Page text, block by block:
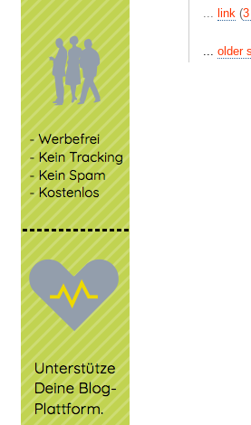
... link (
... older